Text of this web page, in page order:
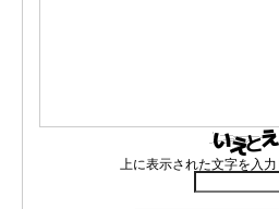
上に表示された文字を入力